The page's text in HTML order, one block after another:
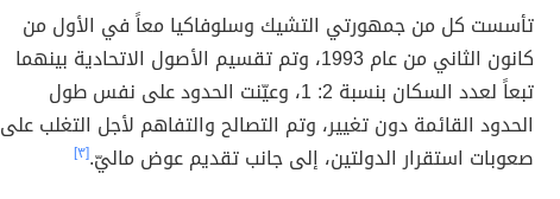
تأسست كل من جمهورتي التشيك وسلوفاكيا معاً في الأول من
كانون الثاني من عام 1993، وتم تقسيم الأصول الاتحادية بينهما
تبعاً لعدد السكان بنسبة 2: 1، وعيّنت الحدود على نفس طول
الحدود القائمة دون تغيير، وتم التصالح والتفاهم لأجل التغلب على
صعوبات استقرار الدولتين، إلى جانب تقديم عوض ماليّ.[٣]